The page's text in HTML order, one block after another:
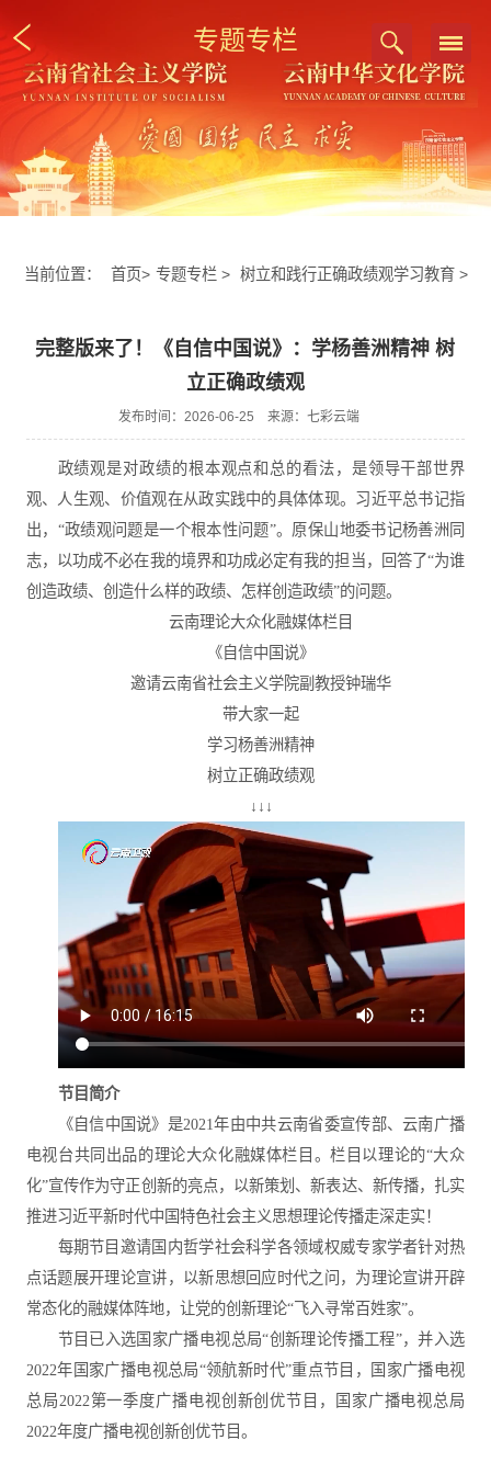
专题专栏
当前位置： 首页> 专题专栏> 树立和践行正确政绩观学习教育>
完整版来了！《自信中国说》：学杨善洲精神 树
立正确政绩观
发布时间：2026-06-25 来源：七彩云端
政绩观是对政绩的根本观点和总的看法，是领导干部世界
观、人生观、价值观在从政实践中的具体体现。习近平总书记指
出，“政绩观问题是一个根本性问题”。原保山地委书记杨善洲同
志，以功成不必在我的境界和功成必定有我的担当，回答了“为谁
创造政绩、创造什么样的政绩、怎样创造政绩”的问题。
云南理论大众化融媒体栏目
《自信中国说》
邀请云南省社会主义学院副教授钟瑞华
带大家一起
学习杨善洲精神
树立正确政绩观
↓↓↓
节目简介
《自信中国说》是2021年由中共云南省委宣传部、云南广播
电视台共同出品的理论大众化融媒体栏目。栏目以理论的“大众
化”宣传作为守正创新的亮点，以新策划、新表达、新传播，扎实
推进习近平新时代中国特色社会主义思想理论传播走深走实！
每期节目邀请国内哲学社会科学各领域权威专家学者针对热
点话题展开理论宣讲，以新思想回应时代之问，为理论宣讲开辟
常态化的融媒体阵地，让党的创新理论“飞入寻常百姓家”。
节目已入选国家广播电视总局“创新理论传播工程”，并入选
2022年国家广播电视总局“领航新时代”重点节目，国家广播电视
总局2022第一季度广播电视创新创优节目，国家广播电视总局
2022年度广播电视创新创优节目。